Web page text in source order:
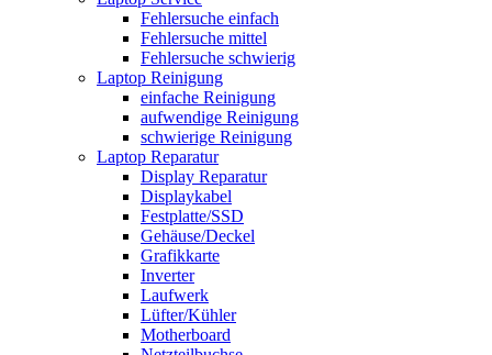
Fehlersuche einfach
Fehlersuche mittel
Fehlersuche schwierig
Laptop Reinigung
einfache Reinigung
aufwendige Reinigung
schwierige Reinigung
Laptop Reparatur
Display Reparatur
Displaykabel
Festplatte/SSD
Gehäuse/Deckel
Grafikkarte
Inverter
Laufwerk
Lüfter/Kühler
Motherboard